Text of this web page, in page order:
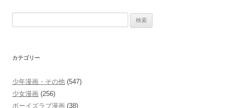
カテゴリー
少年漫画・その他 (547)
少女漫画 (256)
ボーイズラブ漫画 (38)